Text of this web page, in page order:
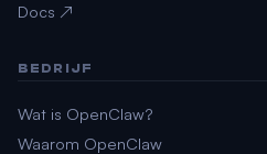
Docs ↗
BEDRIJF
Wat is OpenClaw?
Waarom OpenClaw